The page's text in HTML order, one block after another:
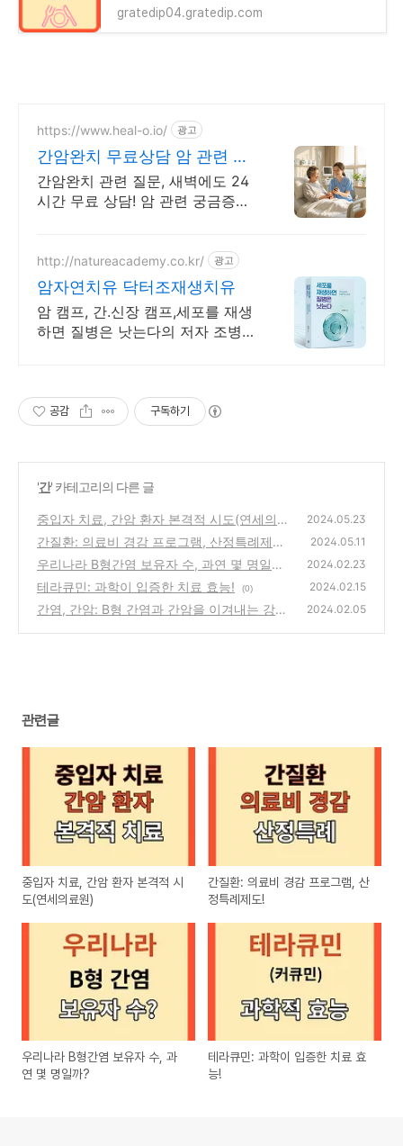
gratedip04.gratedip.com
https://www.heal-o.io/ 광고
간암완치 무료상담 암 관련 궁
금증은 힐오에서
간암완치 관련 질문, 새벽에도 24
시간 무료 상담! 암 관련 궁금증은
http://natureacademy.co.kr/ 광고
암자연치유 닥터조재생치유
암 캠프, 간.신장 캠프,세포를 재생
하면 질병은 낫는다의 저자 조병식
공감 구독하기
'간' 카테고리의 다른 글
중입자 치료, 간암 환자 본격적 시도(연세의료
원)
(0)
2024.05.23
간질환: 의료비 경감 프로그램, 산정특례제도!
(0)
2024.05.11
우리나라 B형간염 보유자 수, 과연 몇 명일까?
(0)
2024.02.23
테라큐민: 과학이 입증한 치료 효능! (0) 2024.02.15
간염, 간암: B형 간염과 간암을 이겨내는 강력
2024.02.05
관련글
중입자 치료, 간암 환자 본격적 시
도(연세의료원)
간질환: 의료비 경감 프로그램, 산
정특례제도!
우리나라 B형간염 보유자 수, 과
연 몇 명일까?
테라큐민: 과학이 입증한 치료 효
능!